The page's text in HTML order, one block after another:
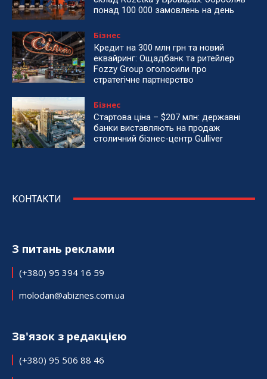
понад 100 000 замовлень на день
Бізнес
Кредит на 300 млн грн та новий
еквайринг: Ощадбанк та ритейлер
Fozzy Group оголосили про
стратегічне партнерство
Бізнес
Стартова ціна – $207 млн: державні
банки виставляють на продаж
столичний бізнес-центр Gulliver
КОНТАКТИ
З питань реклами
(+380) 95 394 16 59
molodan@abiznes.com.ua
Зв'язок з редакцією
(+380) 95 506 88 46